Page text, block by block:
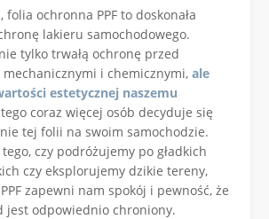
folia ochronna PPF to doskonała
lakieru samochodowego.
tylko trwałą ochronę przed
i chemicznymi, ale
estetycznej naszemu
coraz więcej osób decyduje się
tej folii na swoim samochodzie.
czy podróżujemy po gładkich
czy eksplorujemy dzikie tereny,
zapewni nam spokój i pewność, że
jest odpowiednio chroniony.